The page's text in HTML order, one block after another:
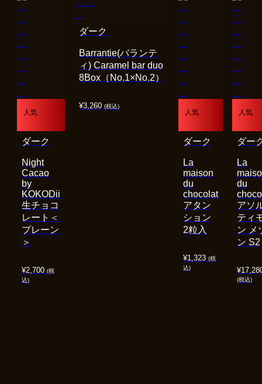
人気
¥2,700 (税
込)
Night
Cacao
by
KOKODii
生チョコ
レート＜
プレーン
＞
ダーク
¥3,260 (税込)
Barrantie(バランテ
ィ) Caramel bar duo
8Box（No.1×No.2）
ダーク
人気
¥1,323 (税
込)
La
maison
du
chocolat
アタン
ション
2粒入
ダーク
人気
¥
(税込)
La
du
アソ
ティ
ン メ
ン S2
ダー